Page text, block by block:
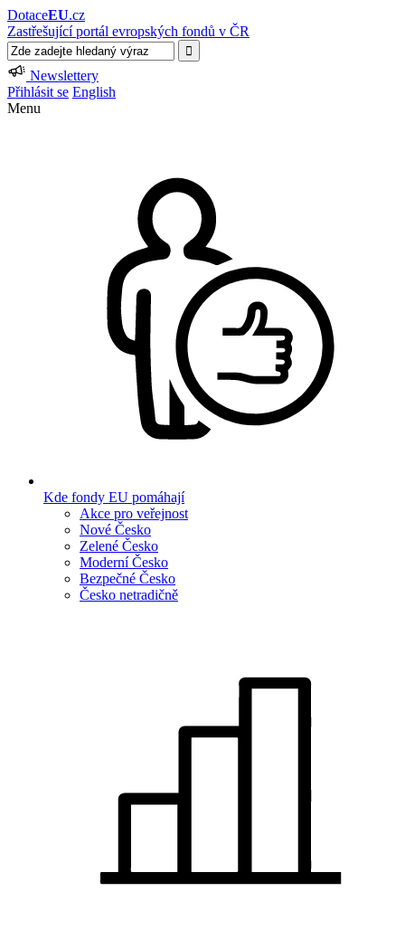
DotaceEU.cz
Zastřešující portál evropských fondů v ČR
Newslettery
Přihlásit se English
Menu
Kde fondy EU pomáhají
Akce pro veřejnost
Nové Česko
Zelené Česko
Moderní Česko
Bezpečné Česko
Česko netradičně